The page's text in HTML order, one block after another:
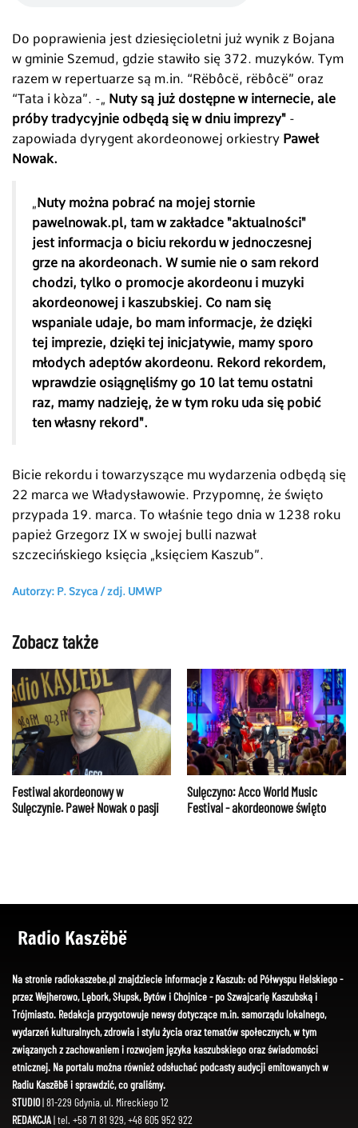
Do poprawienia jest dziesięcioletni już wynik z Bojana
w gminie Szemud, gdzie stawiło się 372. muzyków. Tym
razem w repertuarze są m.in. “Rëbôcë, rëbôcë” oraz
“Tata i kòza”. -„ Nuty są już dostępne w internecie, ale
próby tradycyjnie odbędą się w dniu imprezy" -
zapowiada dyrygent akordeonowej orkiestry Paweł
Nowak.
„ Nuty można pobrać na mojej stornie
pawelnowak.pl, tam w zakładce "aktualności"
jest informacja o biciu rekordu w jednoczesnej
grze na akordeonach. W sumie nie o sam rekord
chodzi, tylko o promocje akordeonu i muzyki
akordeonowej i kaszubskiej. Co nam się
wspaniale udaje, bo mam informacje, że dzięki
tej imprezie, dzięki tej inicjatywie, mamy sporo
młodych adeptów akordeonu. Rekord rekordem,
wprawdzie osiągnęliśmy go 10 lat temu ostatni
raz, mamy nadzieję, że w tym roku uda się pobić
ten własny rekord".
Bicie rekordu i towarzyszące mu wydarzenia odbędą się
22 marca we Władysławowie. Przypomnę, że święto
przypada 19. marca. To właśnie tego dnia w 1238 roku
papież Grzegorz IX w swojej bulli nazwał
szczecińskiego księcia „księciem Kaszub”.
Autorzy: P. Szyca /zdj. UMWP
Zobacz także
Festiwal akordeonowy w
Sulęczynie. Paweł Nowak o pasji
Sulęczyno: Acco World Music
Festival - akordeonowe święto
Radio Kaszëbë
Na stronie radiokaszebe.pl znajdziecie informacje z Kaszub: od Półwyspu Helskiego -
przez Wejherowo, Lębork, Słupsk, Bytów i Chojnice - po Szwajcarię Kaszubską i
Trójmiasto. Redakcja przygotowuje newsy dotyczące m.in. samorządu lokalnego,
wydarzeń kulturalnych, zdrowia i stylu życia oraz tematów społecznych, w tym
związanych z zachowaniem i rozwojem języka kaszubskiego oraz świadomości
etnicznej. Na portalu można również odsłuchać podcasty audycji emitowanych w
Radiu Kaszëbë i sprawdzić, co graliśmy.
STUDIO| 81-229 Gdynia, ul. Mireckiego 12
REDAKCJA| tel. +58 71 81 929, +48 605 952 922